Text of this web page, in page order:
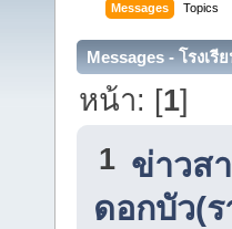
Messages Topics
Messages - โรงเ
หน้า: [1]
1 ข่าวส
ดอกบัว(ร